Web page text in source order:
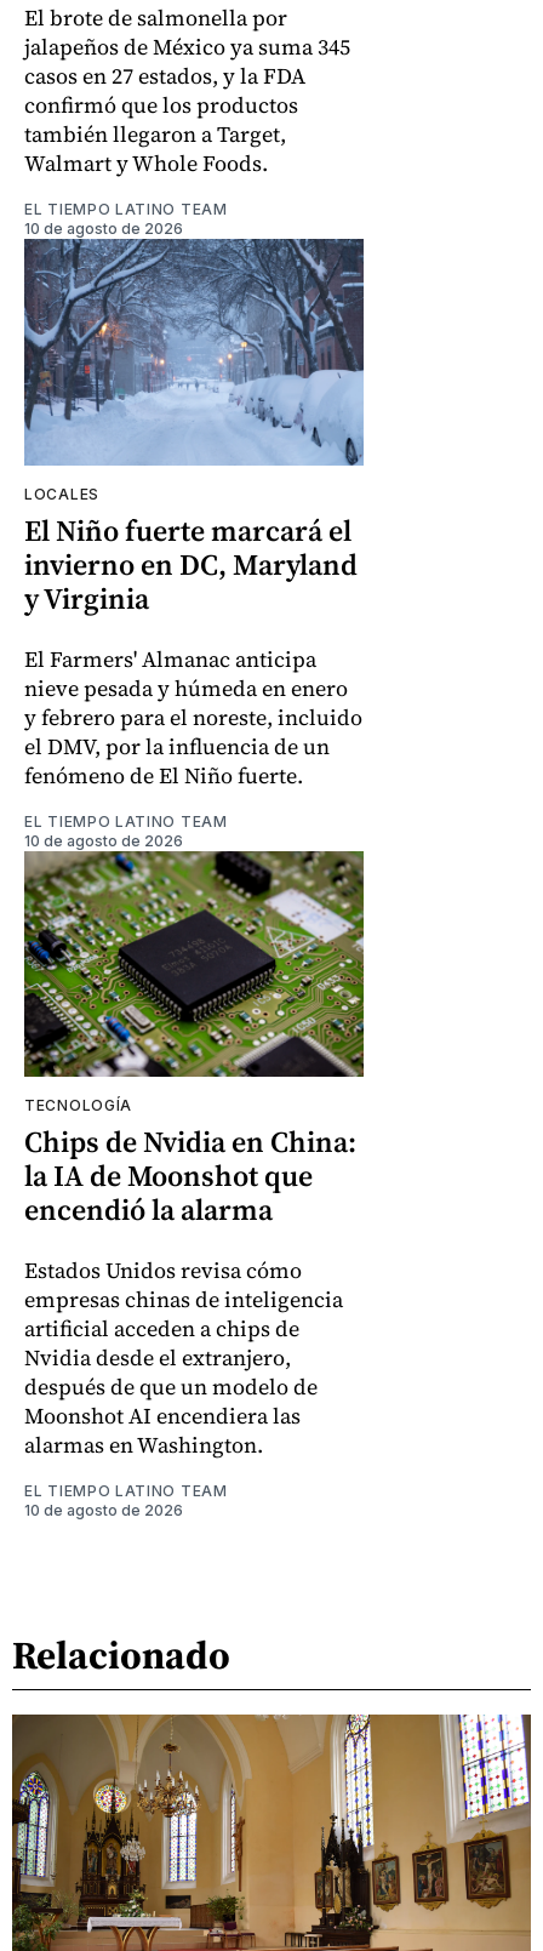
El brote de salmonella por
jalapeños de México ya suma 345
casos en 27 estados, y la FDA
confirmó que los productos
también llegaron a Target,
Walmart y Whole Foods.
EL TIEMPO LATINO TEAM
10 de agosto de 2026
LOCALES
El Niño fuerte marcará el
invierno en DC, Maryland
y Virginia
El Farmers' Almanac anticipa
nieve pesada y húmeda en enero
y febrero para el noreste, incluido
el DMV, por la influencia de un
fenómeno de El Niño fuerte.
EL TIEMPO LATINO TEAM
10 de agosto de 2026
TECNOLOGÍA
Chips de Nvidia en China:
la IA de Moonshot que
encendió la alarma
Estados Unidos revisa cómo
empresas chinas de inteligencia
artificial acceden a chips de
Nvidia desde el extranjero,
después de que un modelo de
Moonshot AI encendiera las
alarmas en Washington.
EL TIEMPO LATINO TEAM
10 de agosto de 2026
Relacionado